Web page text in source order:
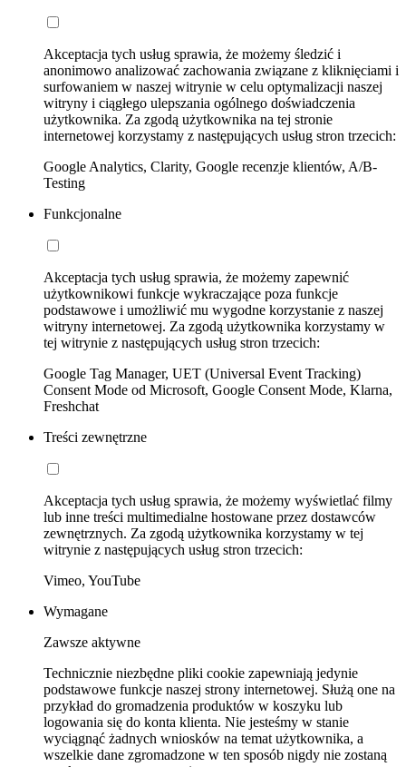
Akceptacja tych usług sprawia, że możemy śledzić i
anonimowo analizować zachowania związane z kliknięciami i
surfowaniem w naszej witrynie w celu optymalizacji naszej
witryny i ciągłego ulepszania ogólnego doświadczenia
użytkownika. Za zgodą użytkownika na tej stronie
internetowej korzystamy z następujących usług stron trzecich:
Google Analytics, Clarity, Google recenzje klientów, A/B-
Testing
Funkcjonalne
Akceptacja tych usług sprawia, że możemy zapewnić
użytkownikowi funkcje wykraczające poza funkcje
podstawowe i umożliwić mu wygodne korzystanie z naszej
witryny internetowej. Za zgodą użytkownika korzystamy w
tej witrynie z następujących usług stron trzecich:
Google Tag Manager, UET (Universal Event Tracking)
Consent Mode od Microsoft, Google Consent Mode, Klarna,
Freshchat
Treści zewnętrzne
Akceptacja tych usług sprawia, że możemy wyświetlać filmy
lub inne treści multimedialne hostowane przez dostawców
zewnętrznych. Za zgodą użytkownika korzystamy w tej
witrynie z następujących usług stron trzecich:
Vimeo, YouTube
Wymagane
Zawsze aktywne
Technicznie niezbędne pliki cookie zapewniają jedynie
podstawowe funkcje naszej strony internetowej. Służą one na
przykład do gromadzenia produktów w koszyku lub
logowania się do konta klienta. Nie jesteśmy w stanie
wyciągnąć żadnych wniosków na temat użytkownika, a
wszelkie dane zgromadzone w ten sposób nigdy nie zostaną